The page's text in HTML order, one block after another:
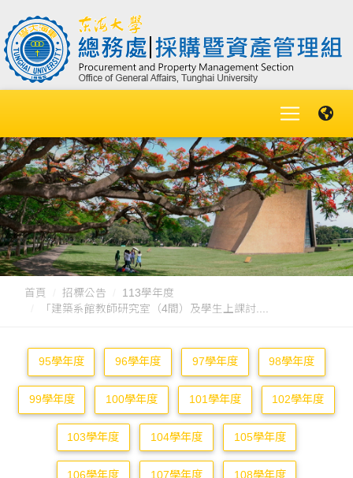
首頁 招標公告
113學年度
「建築系館教師研究室（4間）及學生上課討....
95學年度 96學年度 97學年度 98學年度
99學年度 100學年度 101學年度 102學年度
103學年度 104學年度 105學年度
106學年度 107學年度 108學年度